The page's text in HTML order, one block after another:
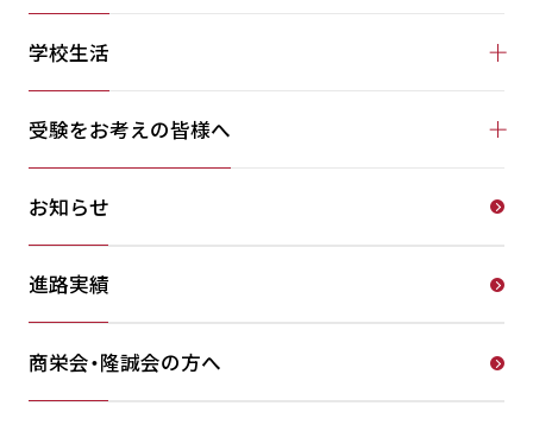
学校生活
受験をお考えの皆様へ
お知らせ
進路実績
商栄会・隆誠会の方へ